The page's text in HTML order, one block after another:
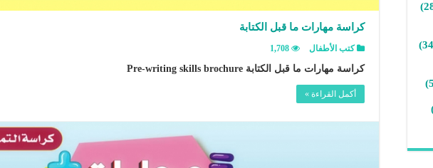
كراسة مهارات ما قبل الكتابة
كتب الأطفال 1,708
كراسة مهارات ما قبل الكتابة Pre-writing skills brochure
أكمل القراءة »